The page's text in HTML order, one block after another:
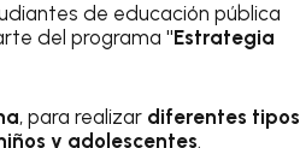
de educación pública
del programa "Estrategia
, para realizar diferentes tipos
y adolescentes.